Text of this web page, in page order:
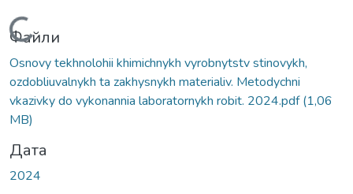
Вантажиться...
Файли
Osnovy tekhnolohii khimichnykh vyrobnytstv stinovykh,
ozdobliuvalnykh ta zakhysnykh materialiv. Metodychni
vkazivky do vykonannia laboratornykh robit. 2024.pdf(1,06
MB)
Дата
2024